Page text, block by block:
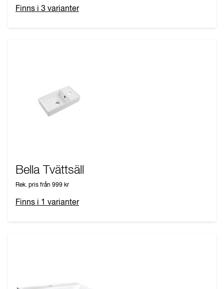
Finns i 3 varianter
Bella Tvättsäll
Rek. pris från 999 kr
Finns i 1 varianter